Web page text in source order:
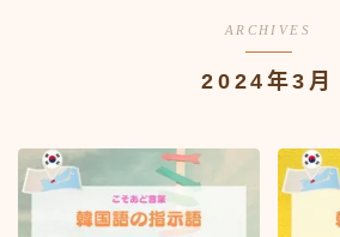
ハン検（ハングル能力検定試験）
韓国エンタメ
韓国ドラマ
ARCHIVES
2024年3月